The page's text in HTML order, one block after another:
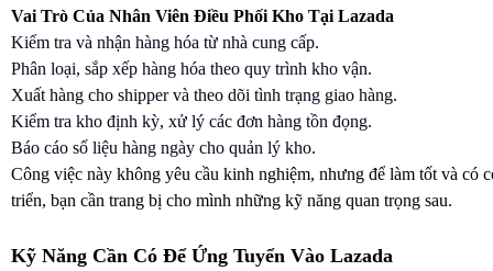
Vai Trò Của Nhân Viên Điều Phối Kho Tại Lazada
Kiểm tra và nhận hàng hóa từ nhà cung cấp.
Phân loại, sắp xếp hàng hóa theo quy trình kho vận.
Xuất hàng cho shipper và theo dõi tình trạng giao hàng.
Kiểm tra kho định kỳ, xử lý các đơn hàng tồn đọng.
Báo cáo số liệu hàng ngày cho quản lý kho.
Công việc này không yêu cầu kinh nghiệm, nhưng để làm tốt và có
triển, bạn cần trang bị cho mình những kỹ năng quan trọng sau.
Kỹ Năng Cần Có Để Ứng Tuyển Vào Lazada